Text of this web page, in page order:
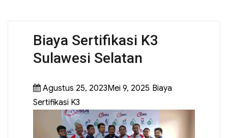
Biaya Sertifikasi K3
Sulawesi Selatan
Agustus 25, 2023Mei 9, 2025 Biaya
Sertifikasi K3